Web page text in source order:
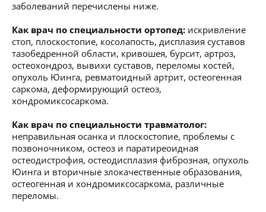
заболеваний перечислены ниже.
Как врач по специальности ортопед: искривление
стоп, плоскостопие, косолапость, дисплазия суставов
тазобедренной области, кривошея, бурсит, артроз,
остеохондроз, вывихи суставов, переломы костей,
опухоль Юинга, ревматоидный артрит, остеогенная
саркома, деформирующий остеоз,
хондромиксосаркома.
Как врач по специальности травматолог:
неправильная осанка и плоскостопие, проблемы с
позвоночником, остеоз и паратиреоидная
остеодистрофия, остеодисплазия фиброзная, опухоль
Юинга и вторичные злокачественные образования,
остеогенная и хондромиксосаркома, различные
переломы.